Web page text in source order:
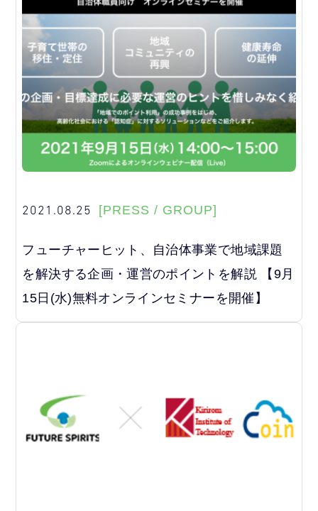
2021.08.25 [PRESS / GROUP]
フューチャーヒット、自治体事業で地域課題
を解決する企画・運営のポイントを解説 【9月
15日(水)無料オンラインセミナーを開催】